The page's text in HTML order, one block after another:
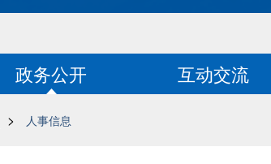
政务公开 互动交流
> 人事信息